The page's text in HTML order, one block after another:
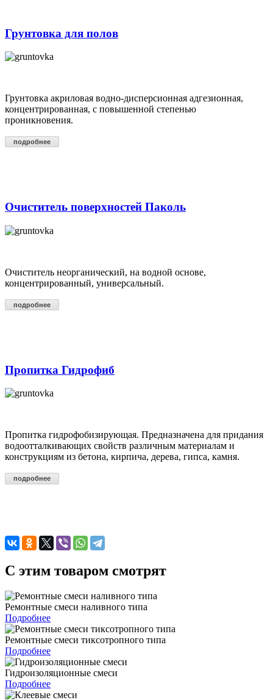
Грунтовка для полов
Грунтовка акриловая водно-дисперсионная адгезионная,
концентрированная, с повышенной степенью
проникновения.
подробнее
Очиститель поверхностей Паколь
Очиститель неорганический, на водной основе,
концентрированный, универсальный.
подробнее
Пропитка Гидрофиб
Пропитка гидрофобизирующая. Предназначена для придания
водоотталкивающих свойств различным материалам и
конструкциям из бетона, кирпича, дерева, гипса, камня.
подробнее
C этим товаром смотрят
Ремонтные смеси наливного типа
Подробнее
Ремонтные смеси тиксотропного типа
Подробнее
Гидроизоляционные смеси
Подробнее